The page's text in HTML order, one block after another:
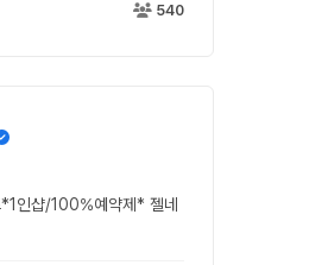
540
인샵/100%예약제* 젤네